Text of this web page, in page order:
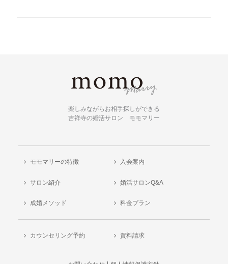
楽しみながらお相手探しができる
吉祥寺の婚活サロン モモマリー
モモマリーの特徴 入会案内
サロン紹介 婚活サロンQ&A
成婚メソッド 料金プラン
カウンセリング予約 資料請求